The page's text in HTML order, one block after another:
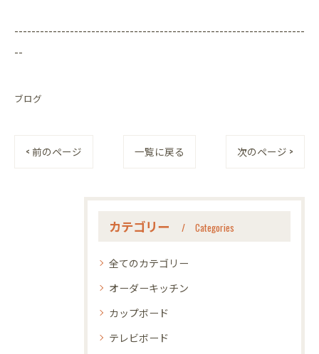
--------------------------------------------------------------------
--
ブログ
< 前のページ 一覧に戻る 次のページ >
カテゴリー Categories
全てのカテゴリー
オーダーキッチン
カップボード
テレビボード